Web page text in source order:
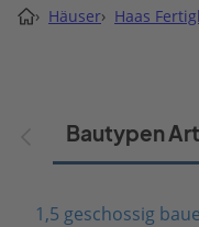
› Häuser› Haas
Bautypen
1,5 geschossig